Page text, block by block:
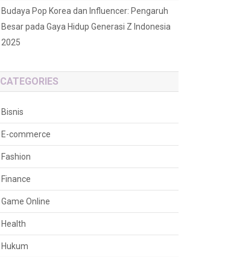
Budaya Pop Korea dan Influencer: Pengaruh
Besar pada Gaya Hidup Generasi Z Indonesia
2025
CATEGORIES
Bisnis
E-commerce
Fashion
Finance
Game Online
Health
Hukum